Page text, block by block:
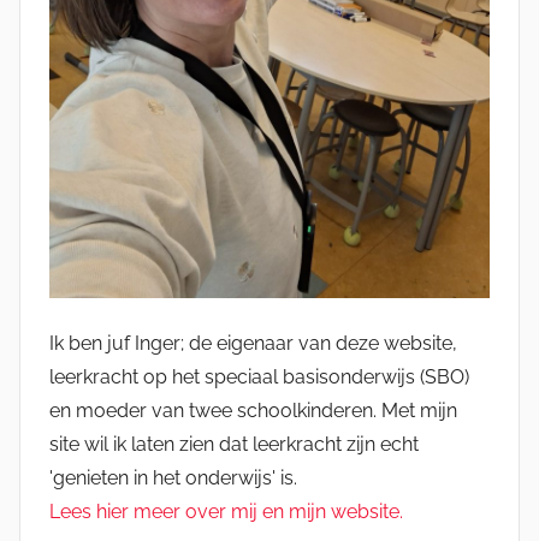
Ik ben juf Inger; de eigenaar van deze website,
leerkracht op het speciaal basisonderwijs (SBO)
en moeder van twee schoolkinderen. Met mijn
site wil ik laten zien dat leerkracht zijn echt
'genieten in het onderwijs' is.
Lees hier meer over mij en mijn website.